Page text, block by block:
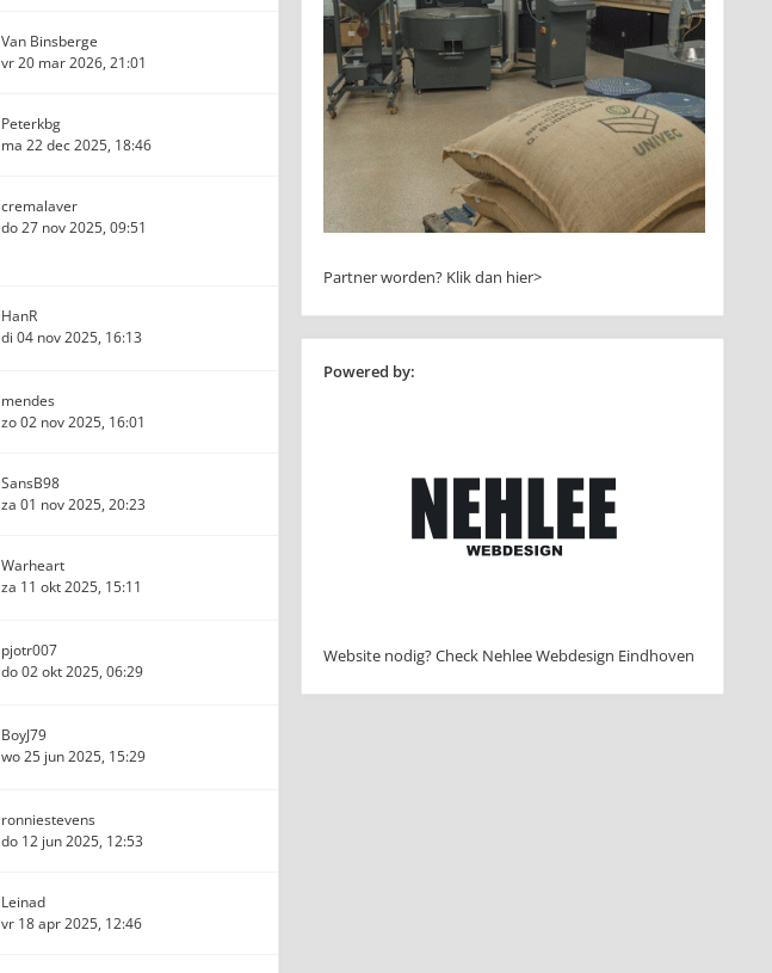
Van Binsberge
vr 20 mar 2026, 21:01
Peterkbg
ma 22 dec 2025, 18:46
cremalaver
do 27 nov 2025, 09:51
HanR
di 04 nov 2025, 16:13
mendes
zo 02 nov 2025, 16:01
SansB98
za 01 nov 2025, 20:23
Warheart
za 11 okt 2025, 15:11
pjotr007
do 02 okt 2025, 06:29
BoyJ79
wo 25 jun 2025, 15:29
ronniestevens
do 12 jun 2025, 12:53
Leinad
vr 18 apr 2025, 12:46
Partner worden? Klik dan hier>
Powered by:
Website nodig? Check Nehlee Webdesign Eindhoven